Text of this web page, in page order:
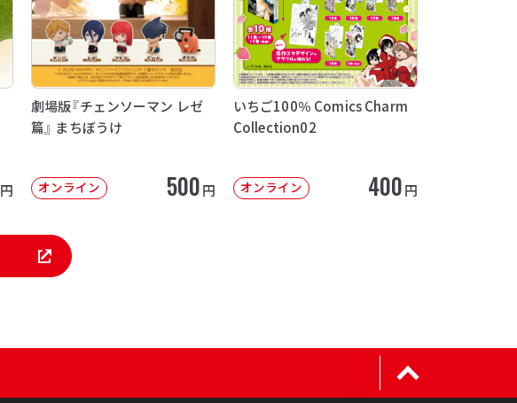
円
劇場版『チェンソーマン レゼ
篇』 まちぼうけ
オンライン 500円
いちご100％ Comics Charm
Collection02
オンライン 400円